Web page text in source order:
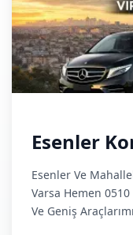
Esenler
Esenler Ve
Varsa Hemen 0510
Ve Geniş